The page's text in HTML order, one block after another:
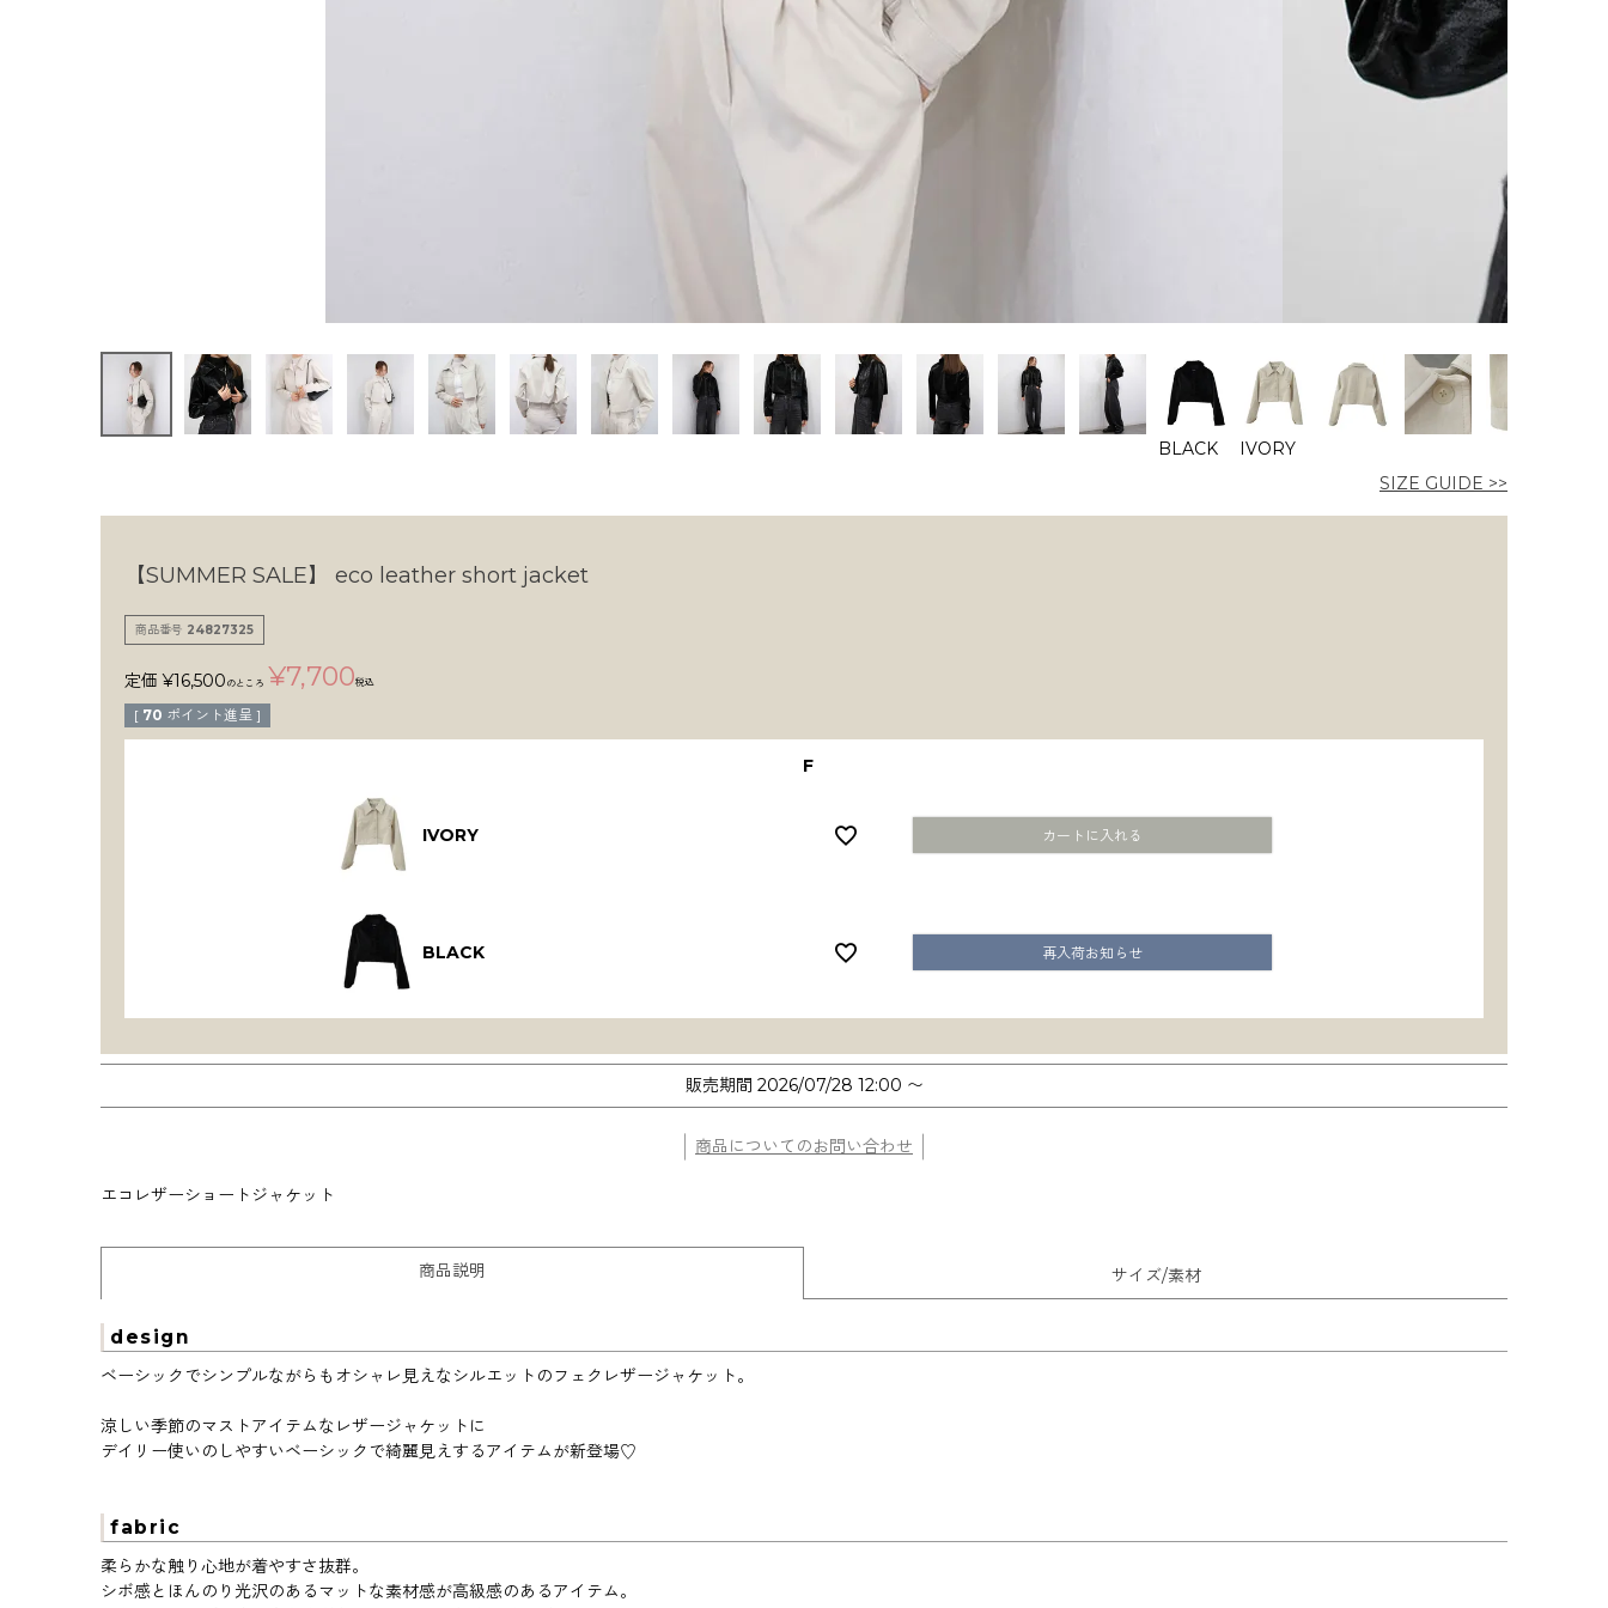
BLACK
IVORY
SIZE GUIDE >>
【SUMMER SALE】 eco leather short jacket
商品番号 24827325
定価 ¥16,500 のところ ¥7,700税込
[ 70 ポイント進呈 ]
F
IVORY カートに入れる
BLACK 再入荷お知らせ
販売期間 2026/07/28 12:00 〜
商品についてのお問い合わせ
エコレザーショートジャケット
商品説明 サイズ/素材
design
ベーシックでシンプルながらもオシャレ見えなシルエットのフェクレザージャケット。
涼しい季節のマストアイテムなレザージャケットに
デイリー使いのしやすいベーシックで綺麗見えするアイテムが新登場♡
fabric
柔らかな触り心地が着やすさ抜群。
シボ感とほんのり光沢のあるマットな素材感が高級感のあるアイテム。